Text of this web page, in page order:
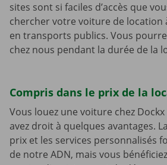
sites sont si faciles d’accès que
chercher votre voiture de location
en transports publics. Vous
chez nous pendant la durée de la
Compris dans le prix de la
Vous louez une voiture chez Dockx
avez droit à quelques avantages.
prix et les services personnalisés
de notre ADN, mais vous